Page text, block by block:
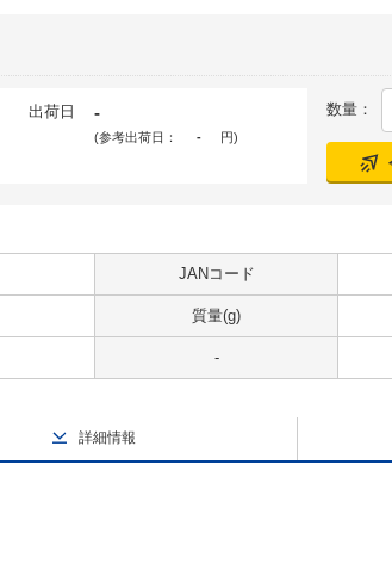
出荷日 -
(参考出荷日： - 円)
数量：
JANコード
質量(g)
-
詳細情報